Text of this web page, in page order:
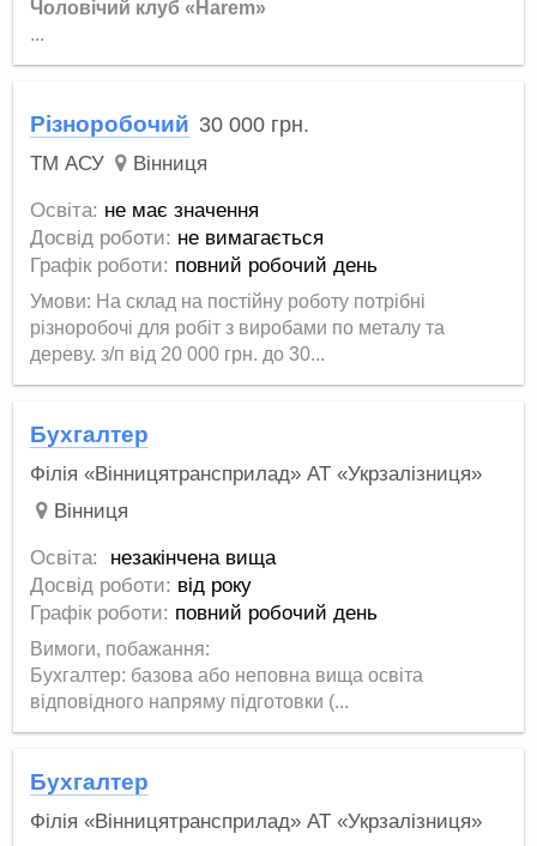
Чоловічий клуб «Harem»
...
Різноробочий 30 000 грн.
ТМ АСУ Вінниця
Освіта: не має значення
Досвід роботи: не вимагається
Графік роботи: повний робочий день
Умови: На склад на постійну роботу потрібні
різноробочі для робіт з виробами по металу та
дереву. з/п від 20 000 грн. до 30...
Бухгалтер
Філія «Вінницятрансприлад» АТ «Укрзалізниця»
Вінниця
Освіта:
незакінчена вища
Досвід роботи: від року
Графік роботи: повний робочий день
Вимоги, побажання:
Бухгалтер: базова або неповна вища освіта
відповідного напряму підготовки (...
Бухгалтер
Філія «Вінницятрансприлад» АТ «Укрзалізниця»